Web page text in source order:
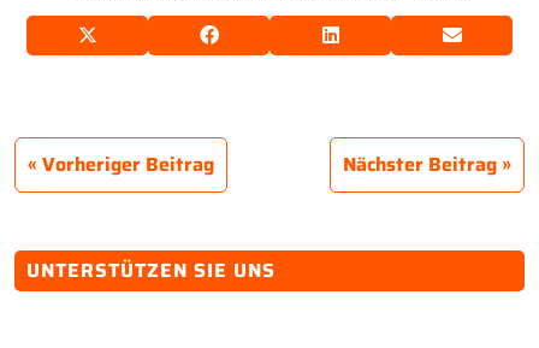
Vorheriger Beitrag Nächster Beitrag
UNTERSTÜTZEN SIE UNS